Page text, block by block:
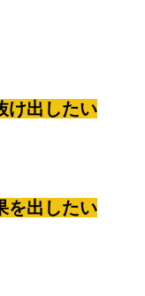
け出したい
を出したい